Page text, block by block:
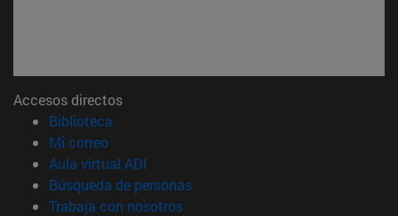
Accesos directos
Biblioteca
Mi correo(abre en nueva ventana)
Aula virtual ADI
Búsqueda de personas(abre en nueva ventana)
Trabaja con nosotros(abre en nueva ventana)